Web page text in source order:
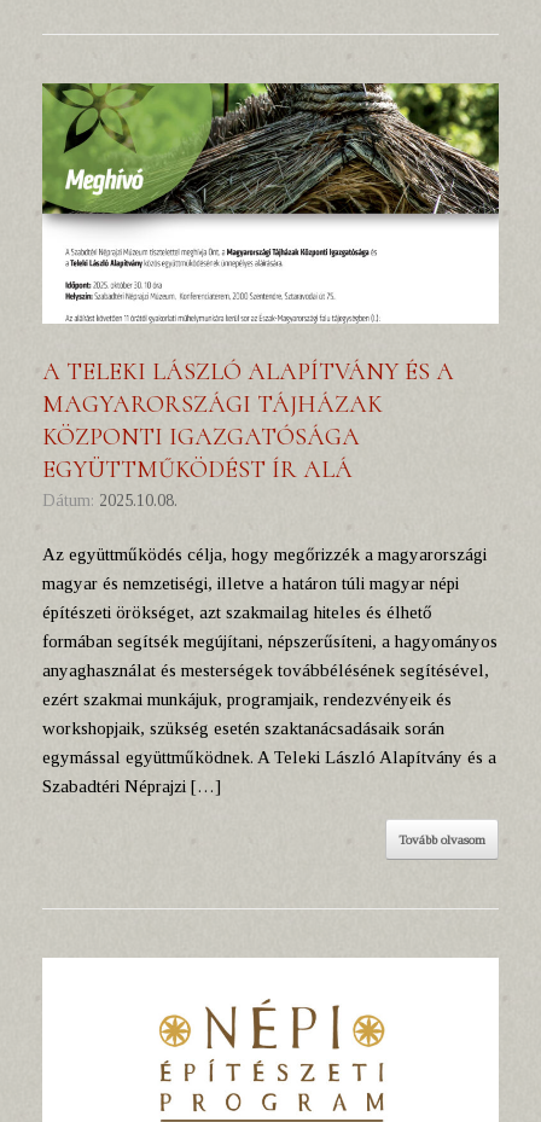
A TELEKI LÁSZLÓ ALAPÍTVÁNY ÉS A
MAGYARORSZÁGI TÁJHÁZAK
KÖZPONTI IGAZGATÓSÁGA
EGYÜTTMŰKÖDÉST ÍR ALÁ
Dátum: 2025.10.08.
Az együttműködés célja, hogy megőrizzék a magyarországi
magyar és nemzetiségi, illetve a határon túli magyar népi
építészeti örökséget, azt szakmailag hiteles és élhető
formában segítsék megújítani, népszerűsíteni, a hagyományos
anyaghasználat és mesterségek továbbélésének segítésével,
ezért szakmai munkájuk, programjaik, rendezvényeik és
workshopjaik, szükség esetén szaktanácsadásaik során
egymással együttműködnek. A Teleki László Alapítvány és a
Szabadtéri Néprajzi […]
Tovább olvasom